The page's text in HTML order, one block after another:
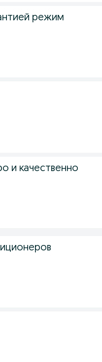
режим
и качественно